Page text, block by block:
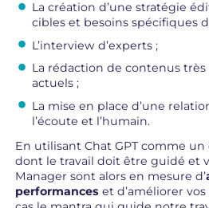
La création d’une stratégie
cibles et besoins spécifiques
L’interview d’experts ;
La rédaction de contenus
actuels ;
La mise en place d’une
l’écoute et l’humain.
En utilisant Chat GPT comme
dont le travail doit être guidé et
Manager sont alors en mesure d’
performanceset d’améliorer